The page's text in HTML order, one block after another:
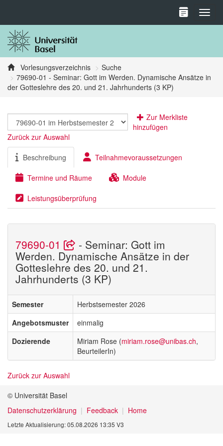
Vorlesungsverzeichnis
Suche
79690-01 - Seminar: Gott im Werden. Dynamische Ansätze in
der Gotteslehre des 20. und 21. Jahrhunderts (3 KP)
Zur Merkliste
hinzufügen
Zurück zur Auswahl
Beschreibung Teilnahmevoraussetzungen
Termine und Räume Module
Leistungsüberprüfung
79690-01 - Seminar: Gott im
Werden. Dynamische Ansätze in der
Gotteslehre des 20. und 21.
Jahrhunderts (3 KP)
Semester
Herbstsemester 2026
Angebotsmuster
einmalig
Dozierende
Miriam Rose (miriam.rose@unibas.ch,
BeurteilerIn)
Zurück zur Auswahl
© Universität Basel
Datenschutzerklärung
Feedback Home
Letzte Aktualisierung: 05.08.2026 13:35 V3